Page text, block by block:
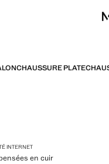
CHAUSSURE PLATE
INTERNET
en cuir
EN CUIR